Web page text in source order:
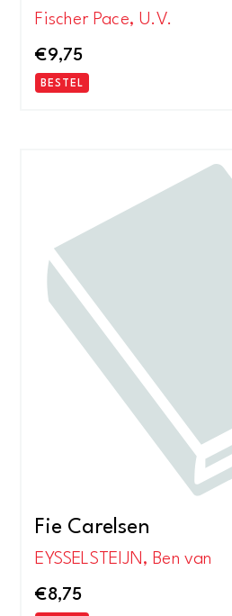
Fischer Pace, U.V.
€9,75
BESTEL
Fie Carelsen
EYSSELSTEIJN, Ben van
€8,75